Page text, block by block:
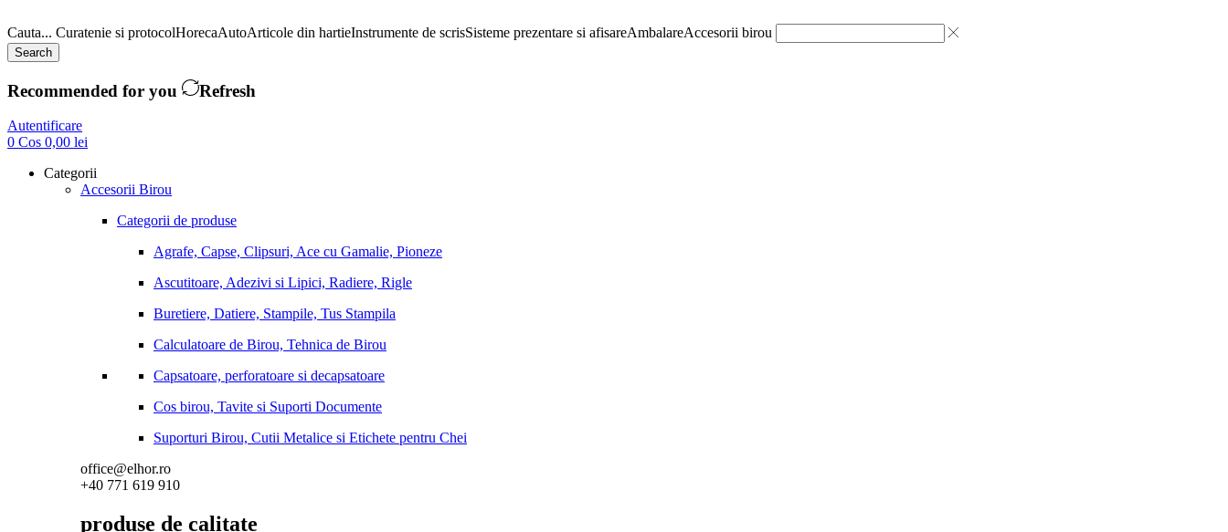
Cauta... Curatenie si protocolHorecaAutoArticole din hartieInstrumente de scrisSisteme prezentare si afisareAmbalareAccesorii birou
Search
Recommended for you Refresh
Autentificare
0 Cos 0,00 lei
Categorii
Accesorii Birou
Categorii de produse
Agrafe, Capse, Clipsuri, Ace cu Gamalie, Pioneze
Ascutitoare, Adezivi si Lipici, Radiere, Rigle
Buretiere, Datiere, Stampile, Tus Stampila
Calculatoare de Birou, Tehnica de Birou
Capsatoare, perforatoare si decapsatoare
Cos birou, Tavite si Suporti Documente
Suporturi Birou, Cutii Metalice si Etichete pentru Chei
office@elhor.ro
+40 771 619 910
produse de calitate